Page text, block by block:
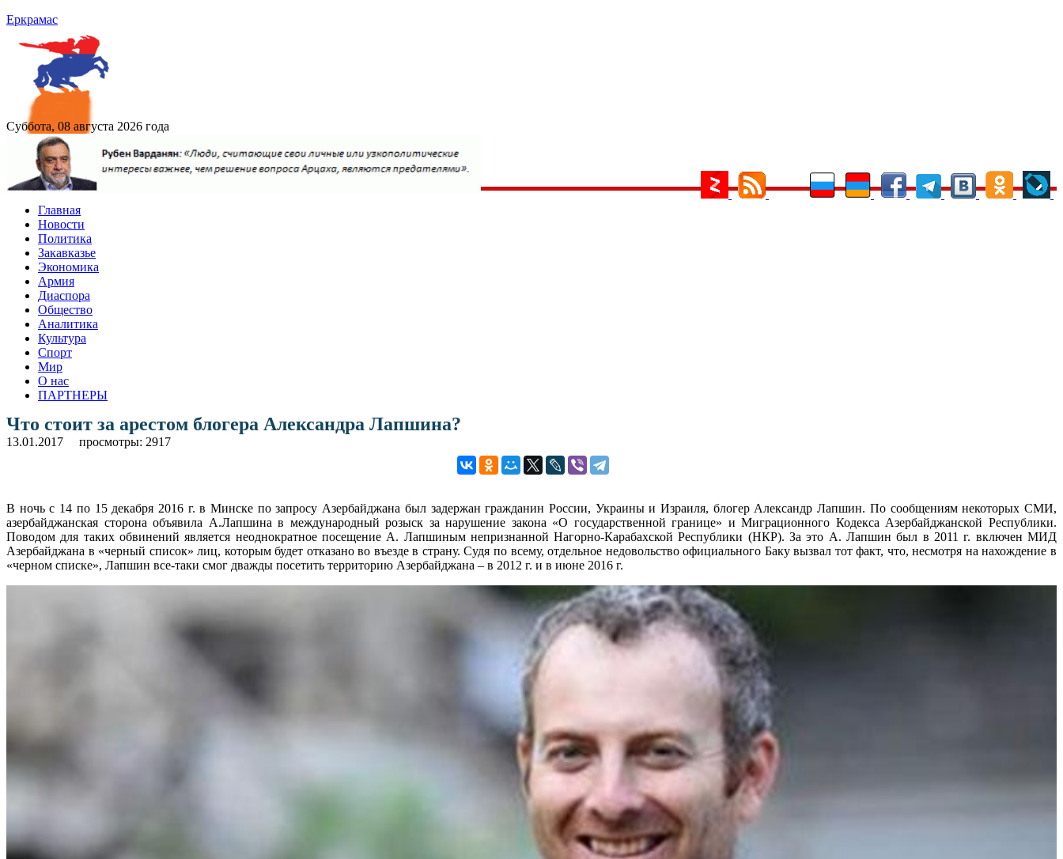
Еркрамас
Суббота, 08 августа 2026 года
Главная
Новости
Политика
Закавказье
Экономика
Армия
Диаспора
Общество
Аналитика
Культура
Спорт
Мир
О нас
ПАРТНЕРЫ
Что стоит за арестом блогера Александра Лапшина?
13.01.2017 просмотры: 2917
В ночь с 14 по 15 декабря 2016 г. в Минске по запросу Азербайджана был задержан гражданин России, Украины и Израиля, блогер Александр Лапшин. По сообщениям некоторых СМИ,
азербайджанская сторона объявила А.Лапшина в международный розыск за нарушение закона «О государственной границе» и Миграционного Кодекса Азербайджанской Республики.
Поводом для таких обвинений является неоднократное посещение А. Лапшиным непризнанной Нагорно-Карабахской Республики (НКР). За это А. Лапшин был в 2011 г. включен МИД
Азербайджана в «черный список» лиц, которым будет отказано во въезде в страну. Судя по всему, отдельное недовольство официального Баку вызвал тот факт, что, несмотря на нахождение в
«черном списке», Лапшин все-таки смог дважды посетить территорию Азербайджана – в 2012 г. и в июне 2016 г.